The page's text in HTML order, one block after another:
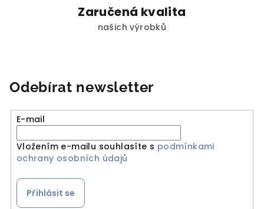
Zaručená kvalita
našich výrobků
Odebírat newsletter
E-mail
Vložením e-mailu souhlasíte s podmínkami
ochrany osobních údajů
Přihlásit se